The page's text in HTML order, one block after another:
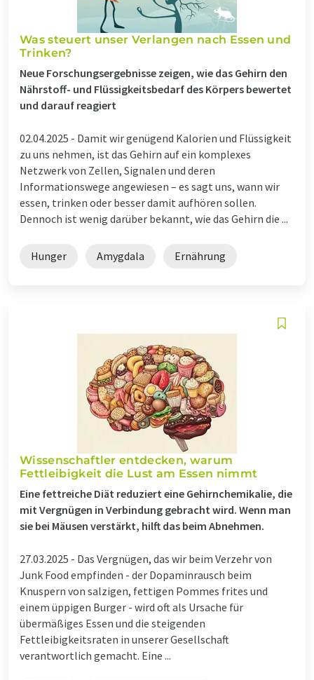
Was steuert unser Verlangen nach Essen und
Trinken?
Neue Forschungsergebnisse zeigen, wie das Gehirn den
Nährstoff- und Flüssigkeitsbedarf des Körpers bewertet
und darauf reagiert
02.04.2025 - Damit wir genügend Kalorien und Flüssigkeit
zu uns nehmen, ist das Gehirn auf ein komplexes
Netzwerk von Zellen, Signalen und deren
Informationswege angewiesen – es sagt uns, wann wir
essen, trinken oder besser damit aufhören sollen.
Dennoch ist wenig darüber bekannt, wie das Gehirn die ...
Hunger Amygdala Ernährung
Wissenschaftler entdecken, warum
Fettleibigkeit die Lust am Essen nimmt
Eine fettreiche Diät reduziert eine Gehirnchemikalie, die
mit Vergnügen in Verbindung gebracht wird. Wenn man
sie bei Mäusen verstärkt, hilft das beim Abnehmen.
27.03.2025 - Das Vergnügen, das wir beim Verzehr von
Junk Food empfinden - der Dopaminrausch beim
Knuspern von salzigen, fettigen Pommes frites und
einem üppigen Burger - wird oft als Ursache für
übermäßiges Essen und die steigenden
Fettleibigkeitsraten in unserer Gesellschaft
verantwortlich gemacht. Eine ...